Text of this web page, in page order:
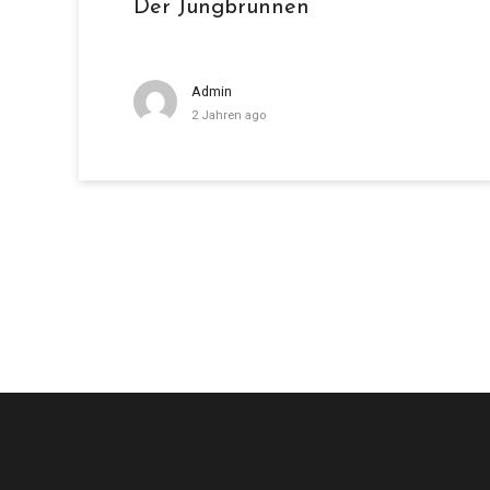
Der Jungbrunnen
Admin
2 Jahren ago